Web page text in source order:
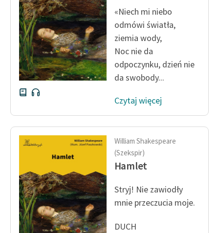
E-kolekcja lektur
szkolnych i literatury do
słuchania dla uczennic i
uczniów z
niepełnosprawnościami
Feministyczne inspiracje.
Popularyzacja
feministycznej
Ręce pełne poezji
Kolekcje edukacyjne
do domeny publicznej,
lektur szkolnych oraz
Starego Testamentu
Odkurzamy bohaterów
«Niech mi niebo
odmówi światła,
ziemia wody,
Noc nie da
odpoczynku, dzień nie
da swobody...
Czytaj więcej
William Shakespeare
(Szekspir)
Hamlet
Stryj! Nie zawiodły
mnie przeczucia moje.
DUCH